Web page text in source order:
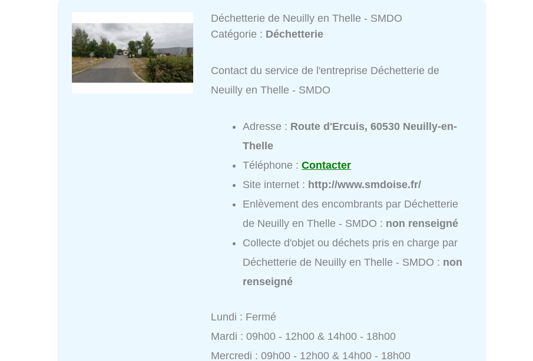
Déchetterie de Neuilly en Thelle - SMDO
Catégorie : Déchetterie
Contact du service de l'entreprise Déchetterie de
Neuilly en Thelle - SMDO
Adresse : Route d'Ercuis, 60530 Neuilly-en-
Thelle
Téléphone :Contacter
Site internet : http://www.smdoise.fr/
Enlèvement des encombrants par Déchetterie
de Neuilly en Thelle - SMDO : non renseigné
Collecte d'objet ou déchets pris en charge par
Déchetterie de Neuilly en Thelle - SMDO : non
renseigné
Lundi : Fermé
Mardi : 09h00 - 12h00 & 14h00 - 18h00
Mercredi : 09h00 - 12h00 & 14h00 - 18h00